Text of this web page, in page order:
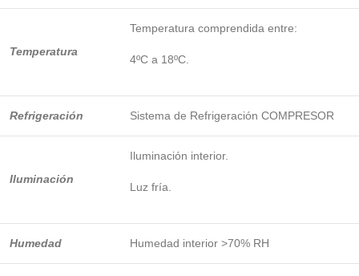
Temperatura
Temperatura comprendida entre:
4ºC a 18ºC.
Refrigeración Sistema de Refrigeración COMPRESOR
Iluminación
Iluminación interior.
Luz fría.
Humedad Humedad interior >70% RH